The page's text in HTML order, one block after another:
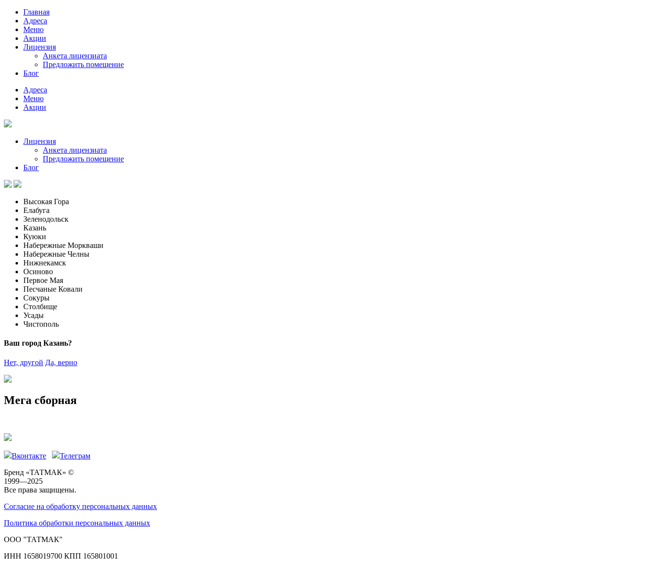
Главная
Адреса
Меню
Акции
Лицензия
Анкета лицензиата
Предложить помещение
Блог
Адреса
Меню
Акции
Лицензия
Анкета лицензиата
Предложить помещение
Блог
Высокая Гора
Елабуга
Зеленодольск
Казань
Куюки
Набережные Моркваши
Набережные Челны
Нижнекамск
Осиново
Первое Мая
Песчаные Ковали
Сокуры
Столбище
Усады
Чистополь
Ваш город Казань?
Нет, другой Да, верно
Мега сборная
Вконтакте
Телеграм
Бренд «ТАТМАК» ©
1999—2025
Все права защищены.
Согласие на обработку персональных данных
Политика обработки персональных данных
ООО "ТАТМАК"
ИНН 1658019700 КПП 165801001